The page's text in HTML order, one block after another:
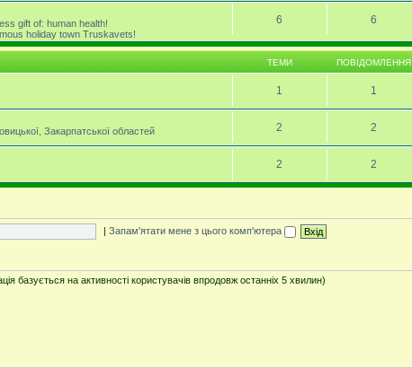
gift of: human health!
holiday town Truskavets!
6 6
ТЕМИ ПОВІДОМЛЕННЯ
1 1
Закарпатської областей 2 2
2 2
|Запам'ятати мене з цього комп'ютера
базується на активності користувачів впродовж останніх 5 хвилин)